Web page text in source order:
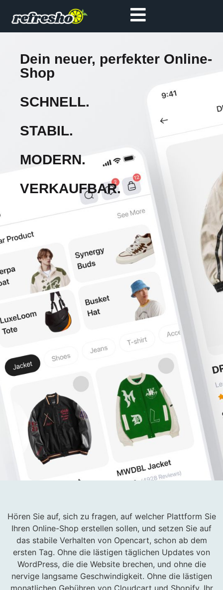
Dein neuer, perfekter Online-
Shop
SCHNELL.
STABIL.
MODERN.
VERKAUFBAR.
Hören Sie auf, sich zu fragen, auf welcher Plattform Sie
Ihren Online-Shop erstellen sollen, und setzen Sie auf
das stabile Verhalten von Opencart, schon ab dem
ersten Tag. Ohne die lästigen täglichen Updates von
WordPress, die die Website brechen, und ohne die
nervige langsame Geschwindigkeit. Ohne die lästigen
monatlichen Gebühren von Cloudcart und Shopify. Ihr